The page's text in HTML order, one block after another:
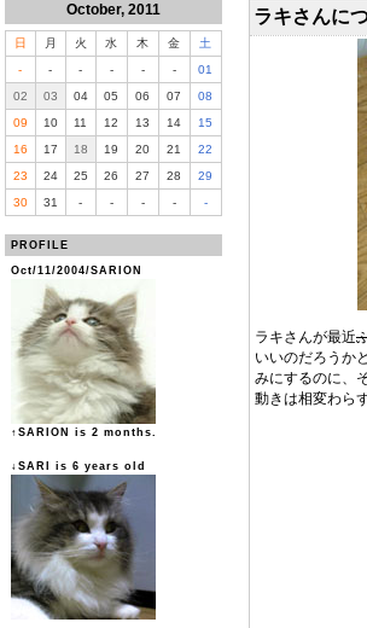
October, 2011
日 月 火 水 木 金
土
-
- - - - -
01
02
03 04 05 06 07
08
09
10 11 12 13 14
15
16
17 18 19 20 21
22
23
24 25 26 27 28
29
30
31 - - - - -
PROFILE
Oct/11/2004/SARION
↑SARION is 2 months.
↓SARI is 6 years old
ラキさんに
ラキさんが最近
いいのだろうか
みにするのに、
動きは相変わら